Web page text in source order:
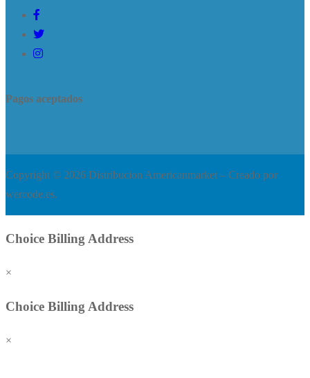
Pagos aceptados
Copyright © 2026 Distribucion Americanmarket – Creado por
wercode.es.
Choice Billing Address
×
Choice Billing Address
×